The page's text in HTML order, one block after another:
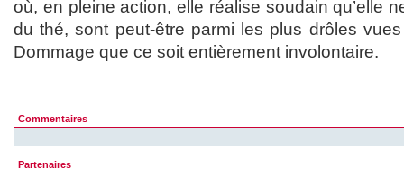
où, en pleine action, elle réalise soudain qu’elle
du thé, sont peut-être parmi les plus drôles
Dommage que ce soit entièrement involontaire.
Commentaires
Partenaires